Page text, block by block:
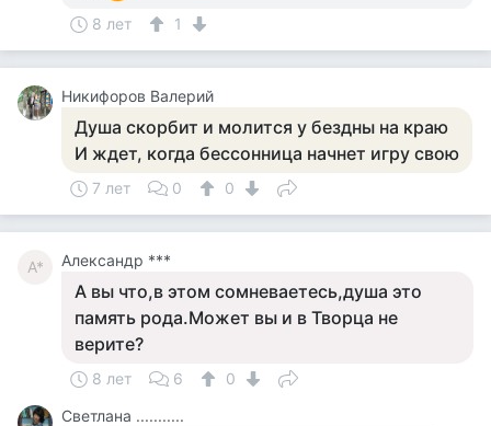
8 лет 1
Никифоров Валерий
Душа скорбит и молится у бездны на краю
И ждет, когда бессонница начнет игру свою
7 лет 0 0
А* Александр ***
А вы что,в этом сомневаетесь,душа это
память рода.Может вы и в Творца не
верите?
8 лет 6
0
Светлана ...........